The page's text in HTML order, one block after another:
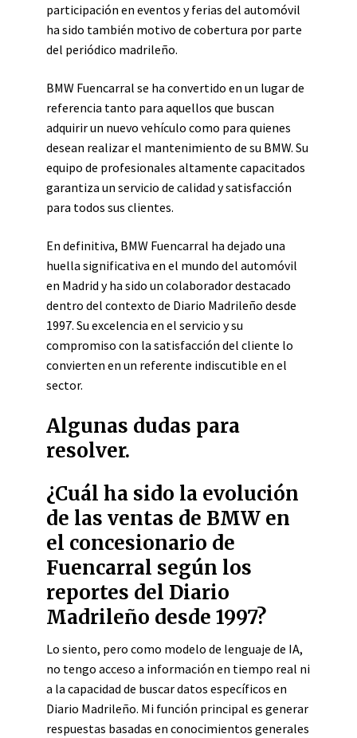
participación en eventos y ferias del automóvil
ha sido también motivo de cobertura por parte
del periódico madrileño.
BMW Fuencarral se ha convertido en un lugar de
referencia tanto para aquellos que buscan
adquirir un nuevo vehículo como para quienes
desean realizar el mantenimiento de su BMW. Su
equipo de profesionales altamente capacitados
garantiza un servicio de calidad y satisfacción
para todos sus clientes.
En definitiva, BMW Fuencarral ha dejado una
huella significativa en el mundo del automóvil
en Madrid y ha sido un colaborador destacado
dentro del contexto de Diario Madrileño desde
1997. Su excelencia en el servicio y su
compromiso con la satisfacción del cliente lo
convierten en un referente indiscutible en el
sector.
Algunas dudas para
resolver.
¿Cuál ha sido la evolución
de las ventas de BMW en
el concesionario de
Fuencarral según los
reportes del Diario
Madrileño desde 1997?
Lo siento, pero como modelo de lenguaje de IA,
no tengo acceso a información en tiempo real ni
a la capacidad de buscar datos específicos en
Diario Madrileño. Mi función principal es generar
respuestas basadas en conocimientos generales